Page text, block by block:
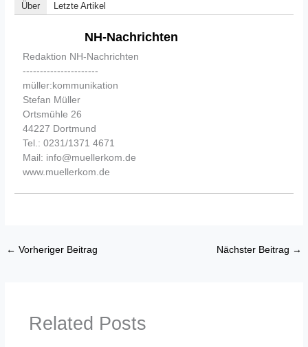
Über Letzte Artikel
NH-Nachrichten
Redaktion NH-Nachrichten
----------------------
müller:kommunikation
Stefan Müller
Ortsmühle 26
44227 Dortmund
Tel.: 0231/1371 4671
Mail: info@muellerkom.de
www.muellerkom.de
← Vorheriger Beitrag Nächster Beitrag →
Related Posts